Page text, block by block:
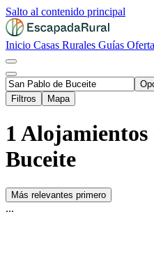
Salto al contenido principal
Inicio Casas Rurales Guías
Filtros
Mapa
1 Alojamientos
Buceite
Más relevantes primero
...